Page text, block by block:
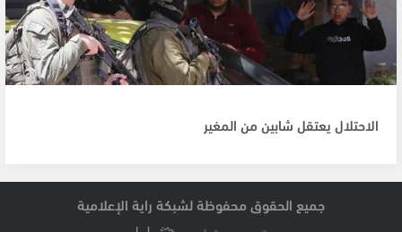
الاحتلال يعتقل شابين من المغير
جميع الحقوق محفوظة لشبكة راية الإعلامية